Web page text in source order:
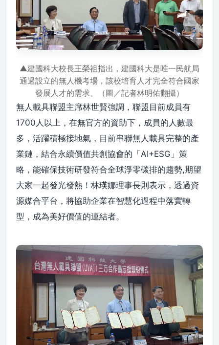
▲建國科大校長王榮祖指出，建國科大是唯一民航局
通過設立的無人機考場，該校培育人才完全符合國家
發展人才的需求。（圖／記者林明佑翻攝）
無人載具聯盟主席林世賢強調，聯盟目前成員有
1700人以上，在無官方的資助下，成員的人數最
多，活躍積極接地氣，目前串聯無人載具完整的產
業鏈，結合永續價值共創協會的「AI+ESG」策
略，能確保技術研發符合全球淨零碳排的趨勢,期望
大家一起發光發熱！林瑛娜理事長則表示，透過資
源媒合平台，將協助企業在智慧化過程中落實轉
型，成為美好價值的連結者。